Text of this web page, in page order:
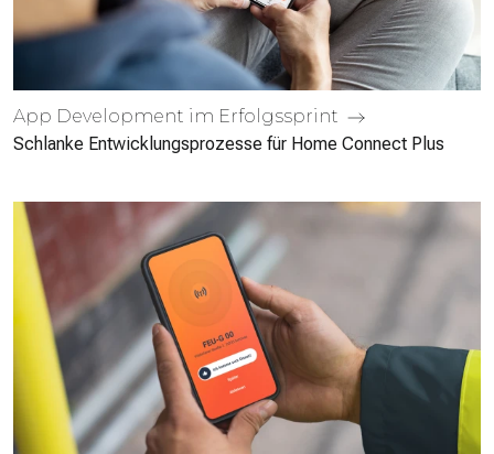
App Develop­ment im Erfolgs­sprint
Schlanke Entwicklungsprozesse für Home Connect Plus